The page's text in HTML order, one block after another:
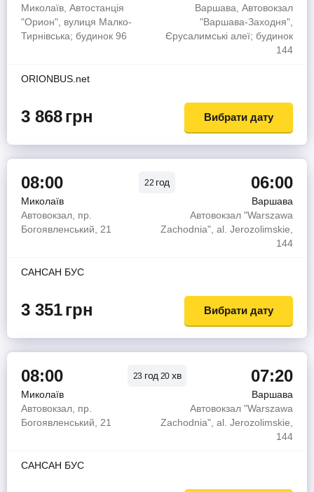
Миколаїв, Автостанція
"Орион", вулиця Малко-
Тирнівська; будинок 96
Варшава, Автовокзал
"Варшава-Заходня",
Єрусалимські алеї; будинок
144
ORIONBUS.net
3 868грн Вибрати дату
08:00 22 год 06:00
Миколаїв
Варшава
Автовокзал, пр.
Богоявленський, 21
Автовокзал "Warszawa
Zachodnia", al. Jerozolimskie,
144
САНСАН БУС
3 351грн Вибрати дату
08:00 23 год 20 хв 07:20
Миколаїв
Варшава
Автовокзал, пр.
Богоявленський, 21
Автовокзал "Warszawa
Zachodnia", al. Jerozolimskie,
144
САНСАН БУС